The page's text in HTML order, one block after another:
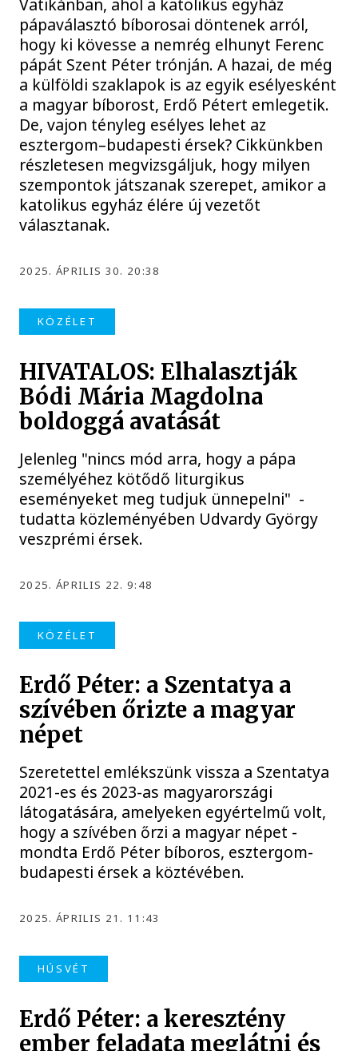
Vatikánban, ahol a katolikus egyház
pápaválasztó bíborosai döntenek arról,
hogy ki kövesse a nemrég elhunyt Ferenc
pápát Szent Péter trónján. A hazai, de még
a külföldi szaklapok is az egyik esélyesként
a magyar bíborost, Erdő Pétert emlegetik.
De, vajon tényleg esélyes lehet az
esztergom–budapesti érsek? Cikkünkben
részletesen megvizsgáljuk, hogy milyen
szempontok játszanak szerepet, amikor a
katolikus egyház élére új vezetőt
választanak.
2025. ÁPRILIS 30. 20:38
KÖZÉLET
HIVATALOS: Elhalasztják
Bódi Mária Magdolna
boldoggá avatását
Jelenleg "nincs mód arra, hogy a pápa
személyéhez kötődő liturgikus
eseményeket meg tudjuk ünnepelni" -
tudatta közleményében Udvardy György
veszprémi érsek.
2025. ÁPRILIS 22. 9:48
KÖZÉLET
Erdő Péter: a Szentatya a
szívében őrizte a magyar
népet
Szeretettel emlékszünk vissza a Szentatya
2021-es és 2023-as magyarországi
látogatására, amelyeken egyértelmű volt,
hogy a szívében őrzi a magyar népet -
mondta Erdő Péter bíboros, esztergom-
budapesti érsek a köztévében.
2025. ÁPRILIS 21. 11:43
HÚSVÉT
Erdő Péter: a keresztény
ember feladata meglátni és